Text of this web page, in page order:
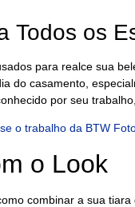
Todos os
para realce sua
do casamento,
por seu
o trabalho da BTW
o Look
combinar a sua